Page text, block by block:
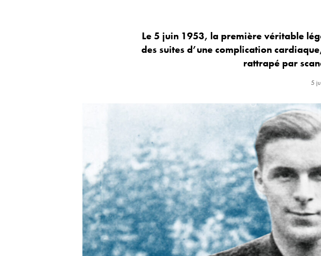
Le 5 juin 1953, la première véritable
des suites d’une complication
rattrapé par
5